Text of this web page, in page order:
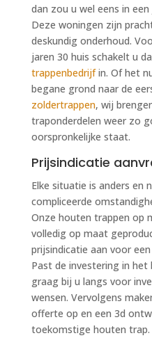
dan zou u wel eens in
Deze woningen zijn
deskundig onderhoud.
jaren 30 huis schakelt u
trappenbedrijfin. Of het
begane grond naar de
zoldertrappen, wij
traponderdelen weer zo
oorspronkelijke staat.
Prijsindicatie
Elke situatie is anders en
compliceerde
Onze houten trappen op
volledig op maat
prijsindicatie aan voor
Past de investering in
graag bij u langs voor
wensen. Vervolgens
offerte op en een 3d
toekomstige houten trap.